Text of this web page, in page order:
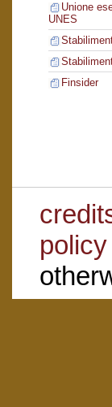
Unione
UNES
Finsider
policy